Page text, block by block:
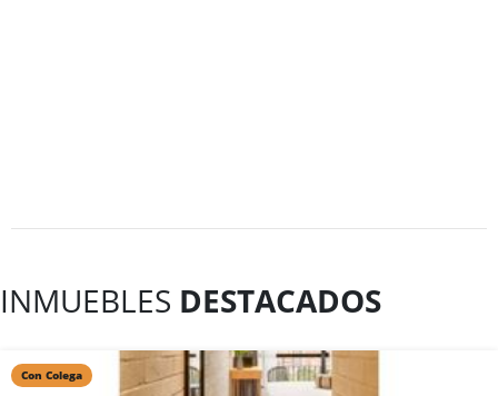
INMUEBLES DESTACADOS
Con Colega